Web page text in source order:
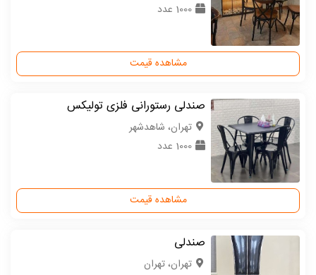
1000 عدد
مشاهده قیمت
صندلی رستورانی فلزی تولیکس
تهران، شاهدشهر
1000 عدد
مشاهده قیمت
صندلی
تهران، تهران